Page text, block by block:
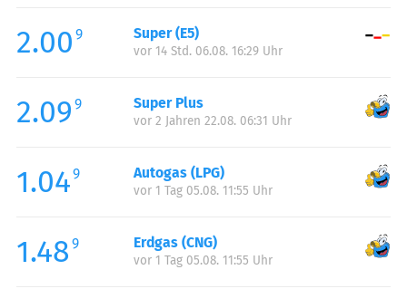
2.00 9 Super (E5)
vor 14 Std. 06.08. 16:29 Uhr
2.09 9 Super Plus
vor 2 Jahren 22.08. 06:31 Uhr
1.049 Autogas (LPG)
vor 1 Tag 05.08. 11:55 Uhr
1.48 9 Erdgas (CNG)
vor 1 Tag 05.08. 11:55 Uhr